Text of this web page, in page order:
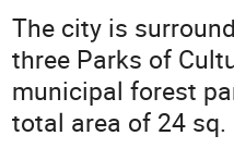
The city is
three Parks of
municipal forest
total area of 24 sq.